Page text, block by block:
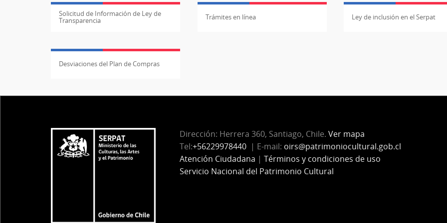
Solicitud de Información de Ley de
Transparencia Trámites en línea Ley de inclusión en el Serpat
Desviaciones del Plan de Compras
Dirección: Herrera 360, Santiago, Chile. Ver mapa
Tel:+56229978440 | E-mail: oirs@patrimoniocultural.gob.cl
Atención Ciudadana | Términos y condiciones de uso
Servicio Nacional del Patrimonio Cultural